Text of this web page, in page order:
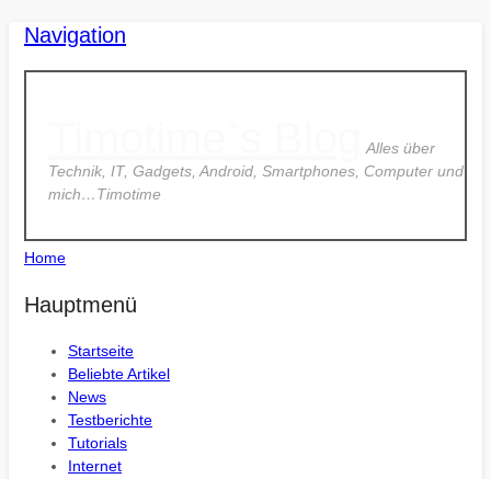
Navigation
Alles über
Technik, IT, Gadgets, Android, Smartphones, Computer und
mich…Timotime
Home
Hauptmenü
Startseite
Beliebte Artikel
News
Testberichte
Tutorials
Internet